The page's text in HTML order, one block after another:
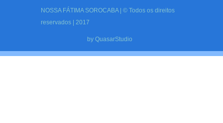
NOSSA FÁTIMA SOROCABA | © Todos os direitos
reservados | 2017
by QuasarStudio